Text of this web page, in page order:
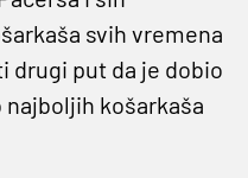
svih vremena
drugi put da je dobio
košarkaša